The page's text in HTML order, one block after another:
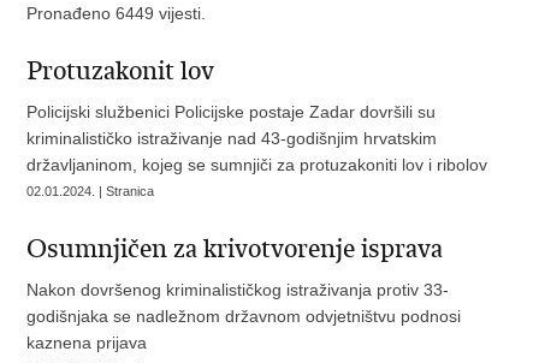
Pronađeno 6449 vijesti.
Protuzakonit lov
Policijski službenici Policijske postaje Zadar dovršili su
kriminalističko istraživanje nad 43-godišnjim hrvatskim
državljaninom, kojeg se sumnjiči za protuzakoniti lov i ribolov
02.01.2024. | Stranica
Osumnjičen za krivotvorenje isprava
Nakon dovršenog kriminalističkog istraživanja protiv 33-
godišnjaka se nadležnom državnom odvjetništvu podnosi
kaznena prijava